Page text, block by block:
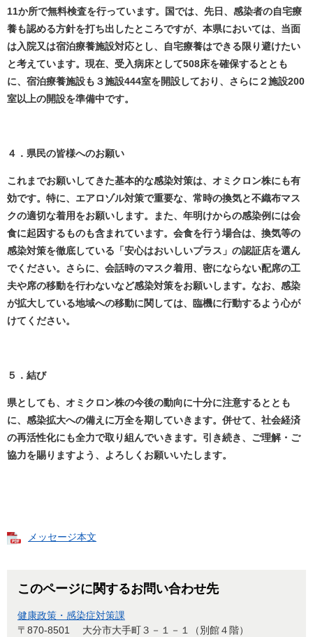
11か所で無料検査を行っています。
国では、先日、感染者の自宅療
養も認める方針を打ち出したところですが、本県においては、当面
は入院又は宿泊療養施設対応とし、自宅療養はできる限り避けたい
と考えています。現在、受入病床として508床を確保するととも
に、宿泊療養施設も３施設444室を開設しており、さらに２施設200
室以上の開設を準備中です。
４．県民の皆様へのお願い
これまでお願いしてきた基本的な感染対策は、オミクロン株にも有
効です。特に、エアロゾル対策で重要な、常時の換気と不織布マス
クの適切な着用をお願いします。
また、年明けからの感染例には会
食に起因するものも含まれています。会食を行う場合は、換気等の
感染対策を徹底している「安心はおいしいプラス」の認証店を選ん
でください。さらに、会話時のマスク着用、密にならない配席の工
夫や席の移動を行わないなど感染対策をお願いします。 なお、感染
が拡大している地域への移動に関しては、臨機に行動するよう心が
けてください。
５．結び
県としても、オミクロン株の今後の動向に十分に注意するととも
に、感染拡大への備えに万全を期していきます。併せて、社会経済
の再活性化にも全力で取り組んでいきます。引き続き、ご理解・ご
協力を賜りますよう、よろしくお願いいたします。
メッセージ本文
このページに関するお問い合わせ先
健康政策・感染症対策課
〒870-8501
大分市大手町３－１－１（別館４階）